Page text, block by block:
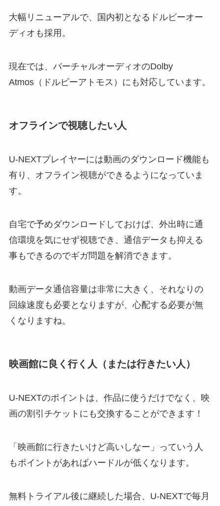
大幅リニューアルで、国内初となるドルビーオー
ディオも採用。
現在では、バーチャルオーディオのDolby
Atmos（ドルビーアトモス）にも対応しています。
オフラインで視聴したい人
U-NEXTプレイヤーには動画のダウンロード機能も
有り、オフライン視聴ができるようになっていま
す。
自宅で予めダウンロードしておけば、外出時に通
信環境を気にせず視聴でき、通信データも抑える
事もできるのでギガ問題を解消できます。
動画データ通信容量は非常に大きく、それなりの
回線速度も必要となりますが、心配する必要が無
くなりますね。
映画館に良く行く人（または行きたい人）
U-NEXTのポイントは、作品に使うだけでなく、映
画の割引チケットにも交換することができます！
「映画館に行きたいけど高いしなー」っていう人
もポイントがあればハードルが低くなります。
無料トライアル後に継続した場合、U-NEXTで毎月